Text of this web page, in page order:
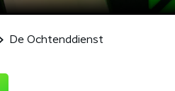
De Ochtenddienst